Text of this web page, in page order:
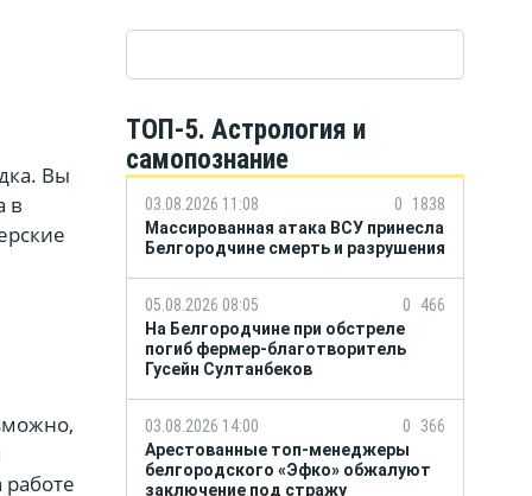
Вы
в
ТОП-5. Астрология и
самопознание
03.08.2026 11:08 0
1838
Массированная атака ВСУ принесла
Белгородчине смерть и разрушения
05.08.2026 08:05 0
466
На Белгородчине при обстреле
погиб фермер-благотворитель
Гусейн Султанбеков
03.08.2026 14:00 0
366
Арестованные топ-менеджеры
белгородского «Эфко» обжалуют
заключение под стражу